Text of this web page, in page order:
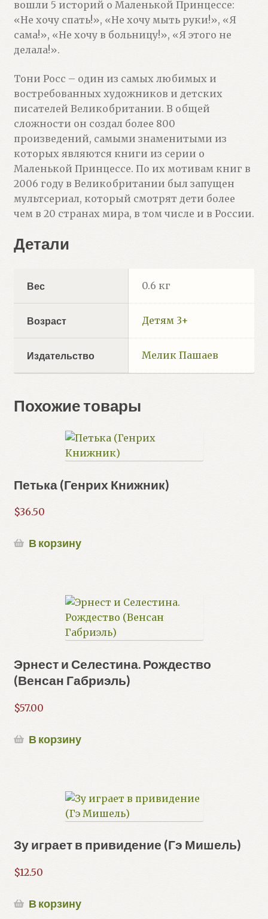
вошли 5 историй о Маленькой Принцессе:
«Не хочу спать!», «Не хочу мыть руки!», «Я
сама!», «Не хочу в больницу!», «Я этого не
делала!».
Тони Росс – один из самых любимых и
востребованных художников и детских
писателей Великобритании. В общей
сложности он создал более 800
произведений, самыми знаменитыми из
которых являются книги из серии о
Маленькой Принцессе. По их мотивам книг в
2006 году в Великобритании был запущен
мультсериал, который смотрят дети более
чем в 20 странах мира, в том числе и в России.
Детали
Вес 0.6 кг
Возраст Детям 3+
Издательство Мелик Пашаев
Похожие товары
Петька (Генрих Книжник)
$36.50
В корзину
Эрнест и Селестина. Рождество
(Венсан Габриэль)
$57.00
В корзину
Зу играет в привидение (Гэ Мишель)
$12.50
В корзину